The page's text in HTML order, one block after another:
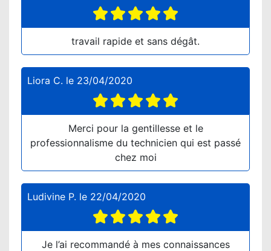
travail rapide et sans dégât.
Liora C. le 23/04/2020
Merci pour la gentillesse et le
professionnalisme du technicien qui est passé
chez moi
Ludivine P. le 22/04/2020
Je l’ai recommandé à mes connaissances